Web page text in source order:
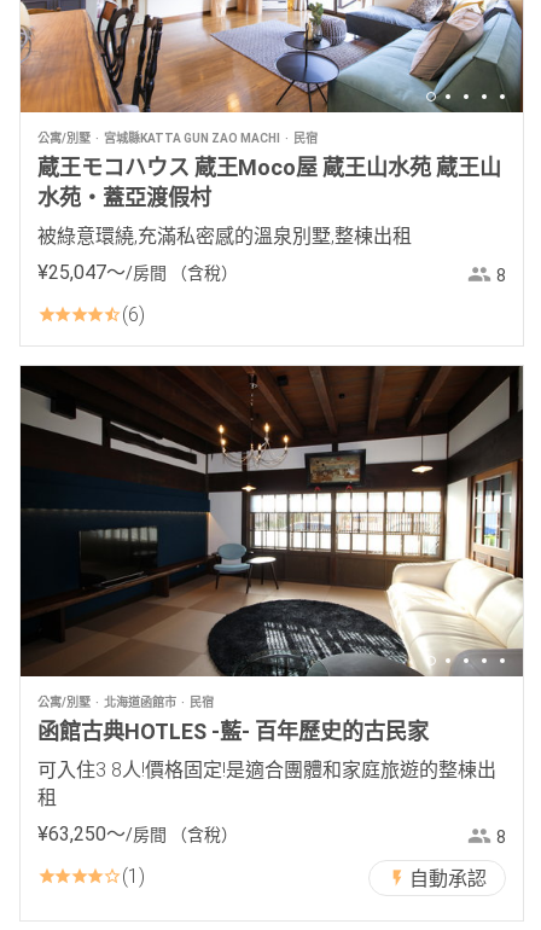
公寓/別墅 宮城縣KATTA GUN ZAO MACHI 民宿
蔵王モコハウス 蔵王Moco屋 蔵王山水苑 蔵王山
水苑・蓋亞渡假村
被綠意環繞,充滿私密感的溫泉別墅,整棟出租
¥25,047〜/房間 （含稅） 8
6
公寓/別墅 北海道函館市 民宿
函館古典HOTLES -藍- 百年歷史的古民家
可入住3 8人!價格固定!是適合團體和家庭旅遊的整棟出
租
¥63,250〜/房間 （含稅） 8
1 自動承認